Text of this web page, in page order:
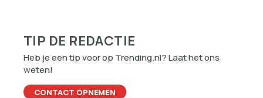
TIP DE REDACTIE
Heb je een tip voor op Trending.nl? Laat het ons
weten!
CONTACT OPNEMEN